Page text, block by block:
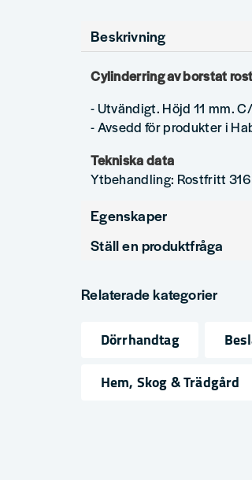
Beskrivning
Cylinderring av borstat
- Utvändigt. Höjd 11 mm.
- Avsedd för produkter i
Tekniska data
Ytbehandling: Rostfritt 316
Egenskaper
Ytbehandling
Ställ en produktfråga
Fråga oss något om denna
Relaterade kategorier
Dörrhandtag
Hem, Skog & Trädgård